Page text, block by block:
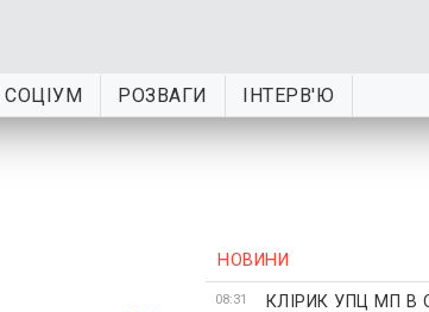
СОЦІУМ РОЗВАГИ ІНТЕРВ'Ю
НОВИНИ
08:31
КЛІРИК УПЦ МП В